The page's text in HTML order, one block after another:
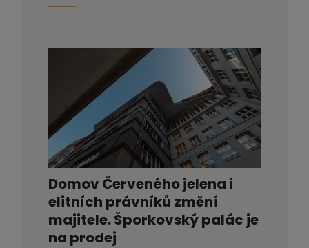
Domov Červeného jelena i
elitních právníků změní
majitele. Šporkovský palác je
na prodej